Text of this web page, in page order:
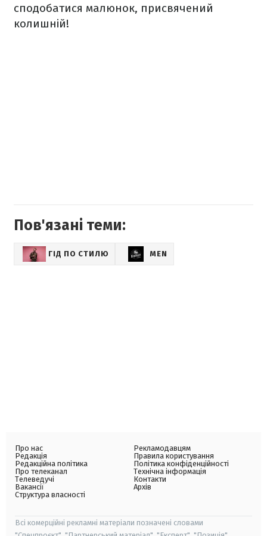
сподобатися малюнок, присвячений
колишній!
Пов'язані теми:
ГІД ПО СТИЛЮ MEN
Про нас
Редакція
Редакційна політика
Про телеканал
Телеведучі
Вакансії
Структура власності
Рекламодавцям
Правила користування
Політика конфіденційності
Технічна інформація
Контакти
Архів
Всі комерційні рекламні матеріали позначені словами